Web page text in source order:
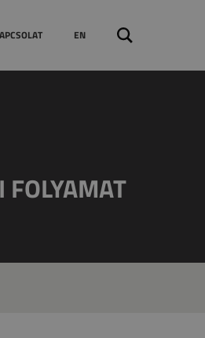
EN
FOLYAMAT